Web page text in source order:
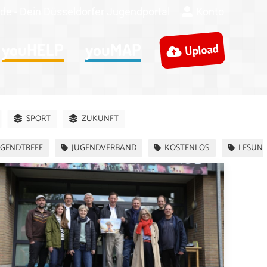
Upload
SPORT ZUKUNFT
JUGENDVERBAND KOSTENLOS